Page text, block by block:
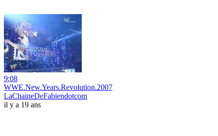
9:08
WWE.New.Years.Revolution.2007
LaChaineDeFabiendotcom
il y a 19 ans